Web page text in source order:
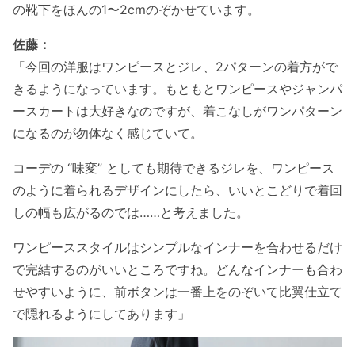
の靴下をほんの1〜2cmのぞかせています。
佐藤：
「今回の洋服はワンピースとジレ、2パターンの着方がで
きるようになっています。もともとワンピースやジャンパ
ースカートは大好きなのですが、着こなしがワンパターン
になるのが勿体なく感じていて。
コーデの “味変” としても期待できるジレを、ワンピース
のように着られるデザインにしたら、いいとこどりで着回
しの幅も広がるのでは……と考えました。
ワンピーススタイルはシンプルなインナーを合わせるだけ
で完結するのがいいところですね。どんなインナーも合わ
せやすいように、前ボタンは一番上をのぞいて比翼仕立て
で隠れるようにしてあります」